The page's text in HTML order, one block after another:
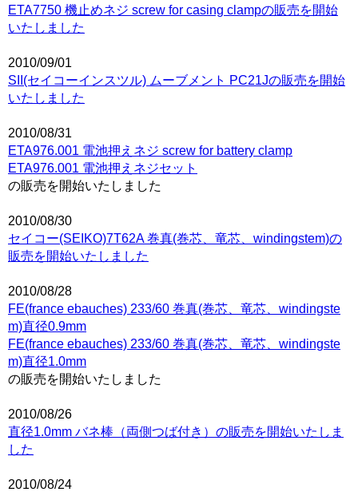
ETA7750 機止めネジ screw for casing clampの販売を開始
いたしました
2010/09/01
SII(セイコーインスツル) ムーブメント PC21Jの販売を開始
いたしました
2010/08/31
ETA976.001 電池押えネジ screw for battery clamp
ETA976.001 電池押えネジセット
の販売を開始いたしました
2010/08/30
セイコー(SEIKO)7T62A 巻真(巻芯、竜芯、windingstem)の
販売を開始いたしました
2010/08/28
FE(france ebauches) 233/60 巻真(巻芯、竜芯、windingste
m)直径0.9mm
FE(france ebauches) 233/60 巻真(巻芯、竜芯、windingste
m)直径1.0mm
の販売を開始いたしました
2010/08/26
直径1.0mm バネ棒（両側つば付き）の販売を開始いたしま
した
2010/08/24